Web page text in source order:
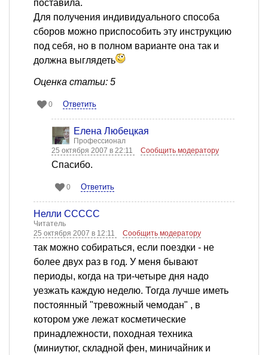
поставила.
Для получения индивидуального способа
сборов можно приспособить эту инструкцию
под себя, но в полном варианте она так и
должна выглядеть
Оценка статьи: 5
0 Ответить
Елена Любецкая
Профессионал
25 октября 2007 в 22:11
Сообщить модератору
Спасибо.
0 Ответить
Нелли ССССС
Читатель
25 октября 2007 в 12:11
Сообщить модератору
так можно собираться, если поездки - не
более двух раз в год. У меня бывают
периоды, когда на три-четыре дня надо
уезжать каждую неделю. Тогда лучше иметь
постоянный "тревожный чемодан" , в
котором уже лежат косметические
принадлежности, походная техника
(миниутюг, складной фен, миничайник и